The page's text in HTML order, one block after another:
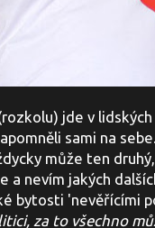
jde v
sami na
může ten
a nevím jakých
bytosti 'nevěřícími
za to všechno